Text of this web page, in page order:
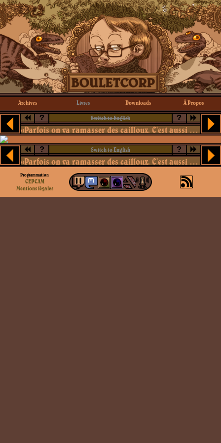
Archives Livres Downloads À Propos
? Switch to English ?
«Parfois on va ramasser des cailloux. C'est aussi ça, la science.»
? Switch to English ?
«Parfois on va ramasser des cailloux. C'est aussi ça, la science.»
Programmation
CEPCAM
Mentions légales